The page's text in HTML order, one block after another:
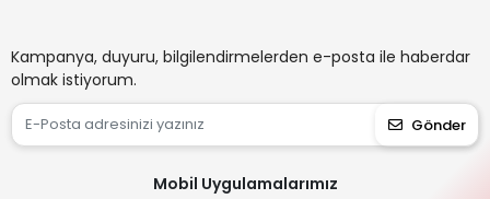
Kampanya, duyuru, bilgilendirmelerden e-posta ile haberdar
olmak istiyorum.
Gönder
Mobil Uygulamalarımız